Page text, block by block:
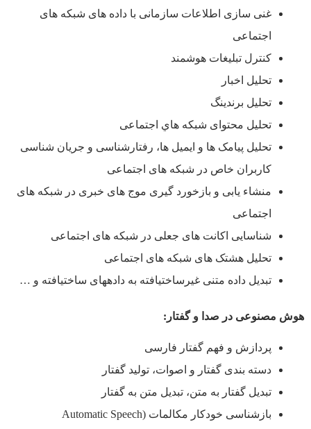
غنی سازی اطلاعات سازمانی با داده های شبکه های
اجتماعی
کنترل تبليغات هوشمند
تحليل اخبار
تحليل برندينگ
تحليل محتوای شبکه هاي اجتماعی
تحليل پيامک ها و ايميل ها، رفتارشناسی و جريان شناسی
کاربران خاص در شبکه های اجتماعی
منشاء يابی و بازخورد گيری موج های خبری در شبکه های
اجتماعی
شناسايی اکانت های جعلی در شبکه های اجتماعی
تحليل هشتک های شبکه های اجتماعی
تبدیل داده متنی غیرساخت­یافته به داده­های ساخت­یافته و …
هوش مصنوعی در صدا و گفتار :
پردازش و فهم گفتار فارسی
دسته بندی گفتار و اصوات، توليد گفتار
تبديل گفتار به متن، تبديل متن به گفتار
بازشناسی خودکار مکالمات (Automatic Speech